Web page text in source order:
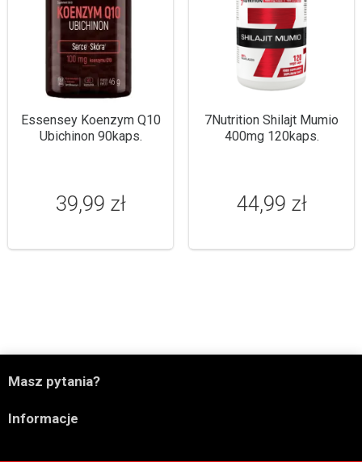
Essensey Koenzym Q10
Ubichinon 90kaps.
39,99 zł
7Nutrition Shilajt Mumio
400mg 120kaps.
44,99 zł
Masz pytania?
Informacje